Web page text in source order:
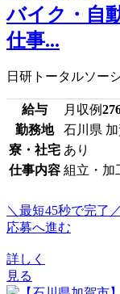
バイク・自
仕事...
日研トータルソー
給与 月収例
勤務地
石川県
寮・社宅 あり
仕事内容 組立・加
＼最短45秒で完了／
応募へ進む
詳しく
見る